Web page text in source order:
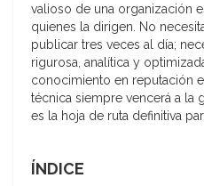
valioso de una organización
quienes la dirigen. No
publicar tres veces al día;
rigurosa, analítica y
conocimiento en reputación
técnica siempre vencerá a la
es la hoja de ruta definitiva
ÍNDICE